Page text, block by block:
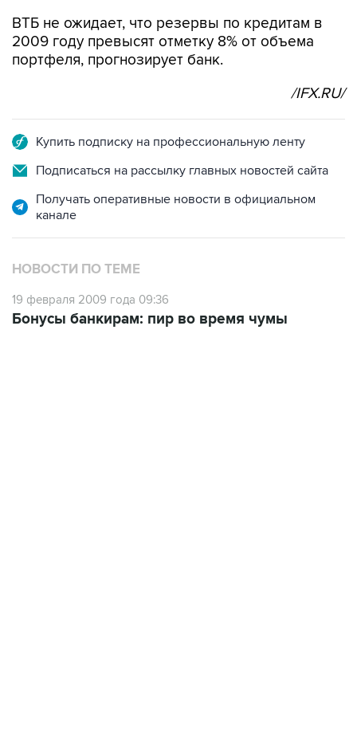
ВТБ не ожидает, что резервы по кредитам в
2009 году превысят отметку 8% от объема
портфеля, прогнозирует банк.
/IFX.RU/
Купить подписку на профессиональную ленту
Подписаться на рассылку главных новостей сайта
Получать оперативные новости в официальном
канале
НОВОСТИ ПО ТЕМЕ
19 февраля 2009 года 09:36
Бонусы банкирам: пир во время чумы